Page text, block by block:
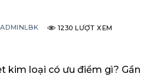
ADMINLBK 1230 LƯỢT XEM
kim loại có ưu điểm gì? Gần